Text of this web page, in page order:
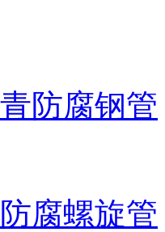
防腐钢管
腐螺旋管